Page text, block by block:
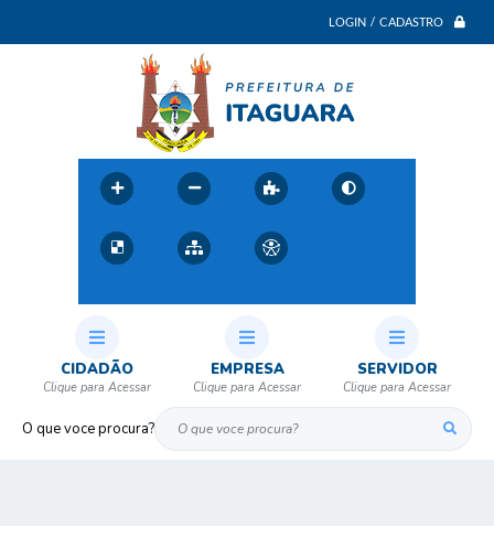
LOGIN / CADASTRO
O que voce procura?
CIDADÃO EMPRESA SERVIDOR